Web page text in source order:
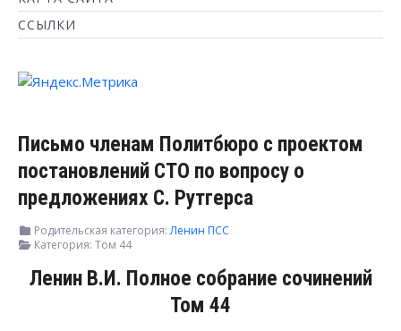
ССЫЛКИ
Письмо членам Политбюро с проектом
постановлений СТО по вопросу о
предложениях С. Рутгерса
Родительская категория:Ленин ПСС
Категория: Том 44
Ленин В.И. Полное собрание сочинений
Том 44